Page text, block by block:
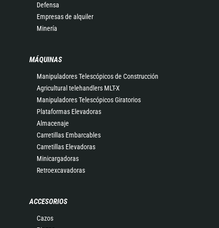
Defensa
Empresas de alquiler
Minería
MÁQUINAS
Manipuladores Telescópicos de Construcción
Agricultural telehandlers MLT-X
Manipuladores Telescópicos Giratorios
Plataformas Elevadoras
Almacenaje
Carretillas Embarcables
Carretillas Elevadoras
Minicargadoras
Retroexcavadoras
ACCESORIOS
Cazos